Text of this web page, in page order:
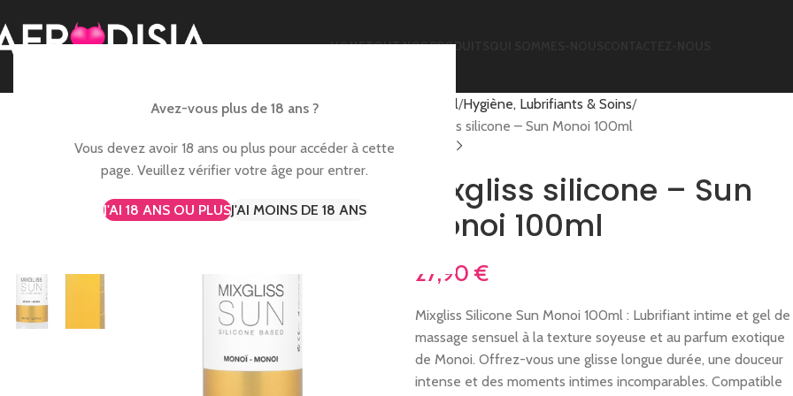
Avez-vous plus de 18 ans ?
Vous devez avoir 18 ans ou plus pour accéder à cette
page. Veuillez vérifier votre âge pour entrer.
J'AI 18 ANS OU PLUSJ'AI MOINS DE 18 ANS
HOMETOUT NOS PRODUITS
Accueil Hygiène, Lubrifiants & Soins
Mixgliss silicone – Sun Monoi 100ml
Mixgliss silicone – Sun
Monoi 100ml
27,90€
Mixgliss Silicone Sun Monoi 100ml : Lubrifiant intime et gel de
massage sensuel à la texture soyeuse et au parfum exotique
de Monoi. Offrez-vous une glisse longue durée, une douceur
intense et des moments intimes incomparables. Compatible